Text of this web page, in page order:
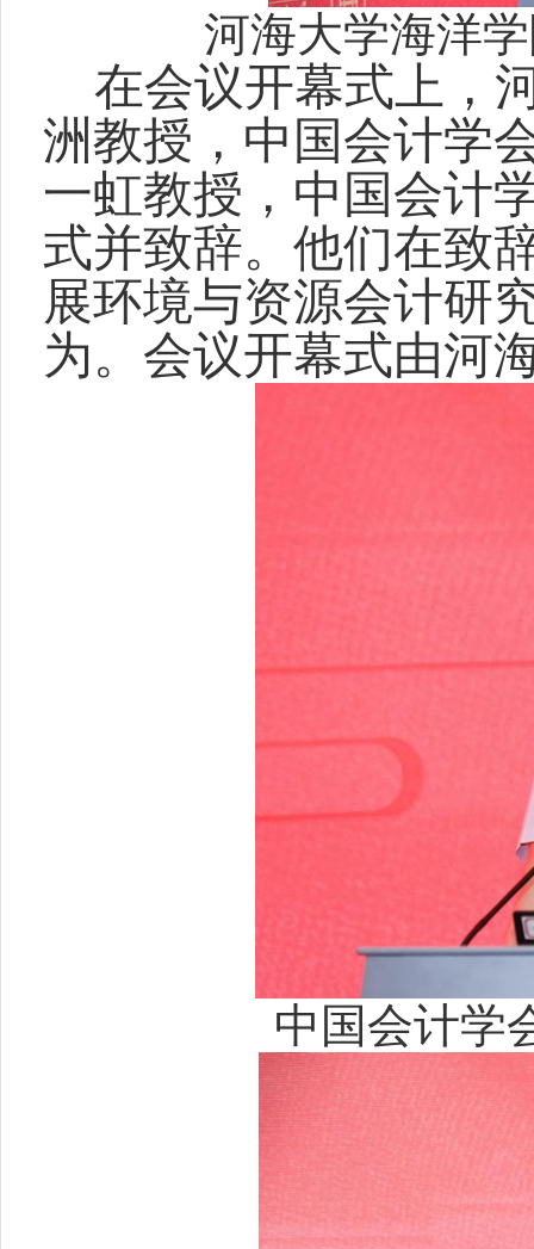
河海大学海洋
在会议开幕式上，
洲教授，中国会计学
一虹教授，中国会计
式并致辞。他们在致
展环境与资源会计研
为。会议开幕式由河
中国会计学